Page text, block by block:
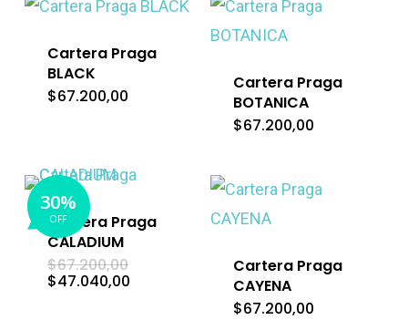
Cartera Praga
BLACK
$67.200,00
Cartera Praga
BOTANICA
$67.200,00
OFF
30%
Cartera Praga
CALADIUM
$67.200,00El
precio
original
$47.040,00El
Cartera Praga
CAYENA
$67.200,00